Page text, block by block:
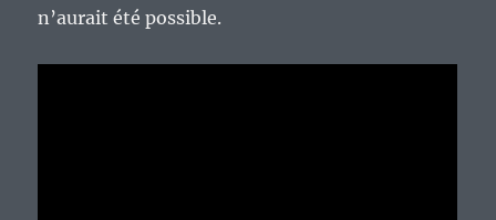
n’aurait été possible.